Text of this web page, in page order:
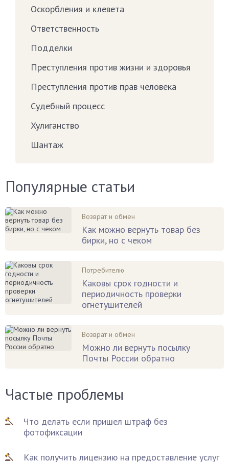
Оскорбления и клевета
Ответственность
Подделки
Преступления против жизни и здоровья
Преступления против прав человека
Судебный процесс
Хулиганство
Шантаж
Популярные статьи
Возврат и обмен
Как можно вернуть товар без
бирки, но с чеком
Потребителю
Каковы срок годности и
периодичность проверки
огнетушителей
Возврат и обмен
Можно ли вернуть посылку
Почты России обратно
Частые проблемы
Что делать если пришел штраф без
фотофиксации
Как получить лицензию на предоставление услуг